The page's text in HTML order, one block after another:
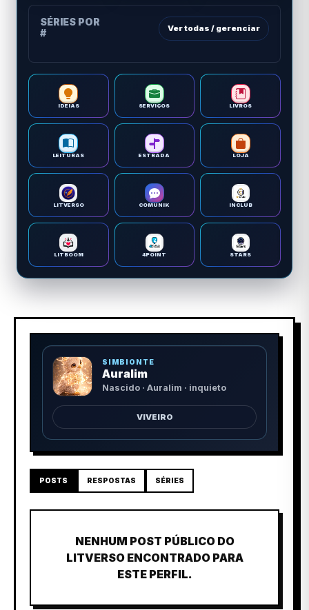
SÉRIES POR
#
Ver todas / gerenciar
IDEIAS SERVIÇOS LIVROS
LEITURAS ESTRADA LOJA
LITVERSO COMUNIK INCLUB
LITBOOM 4POINT STARS
SIMBIONTE
Auralim
Nascido · Auralim · inquieto
VIVEIRO
POSTS RESPOSTAS SÉRIES
NENHUM POST PÚBLICO DO
LITVERSO ENCONTRADO PARA
ESTE PERFIL.